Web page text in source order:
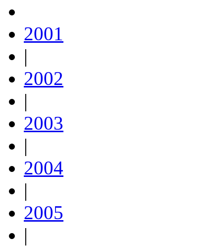
2001
|
2002
|
2003
|
2004
|
2005
|